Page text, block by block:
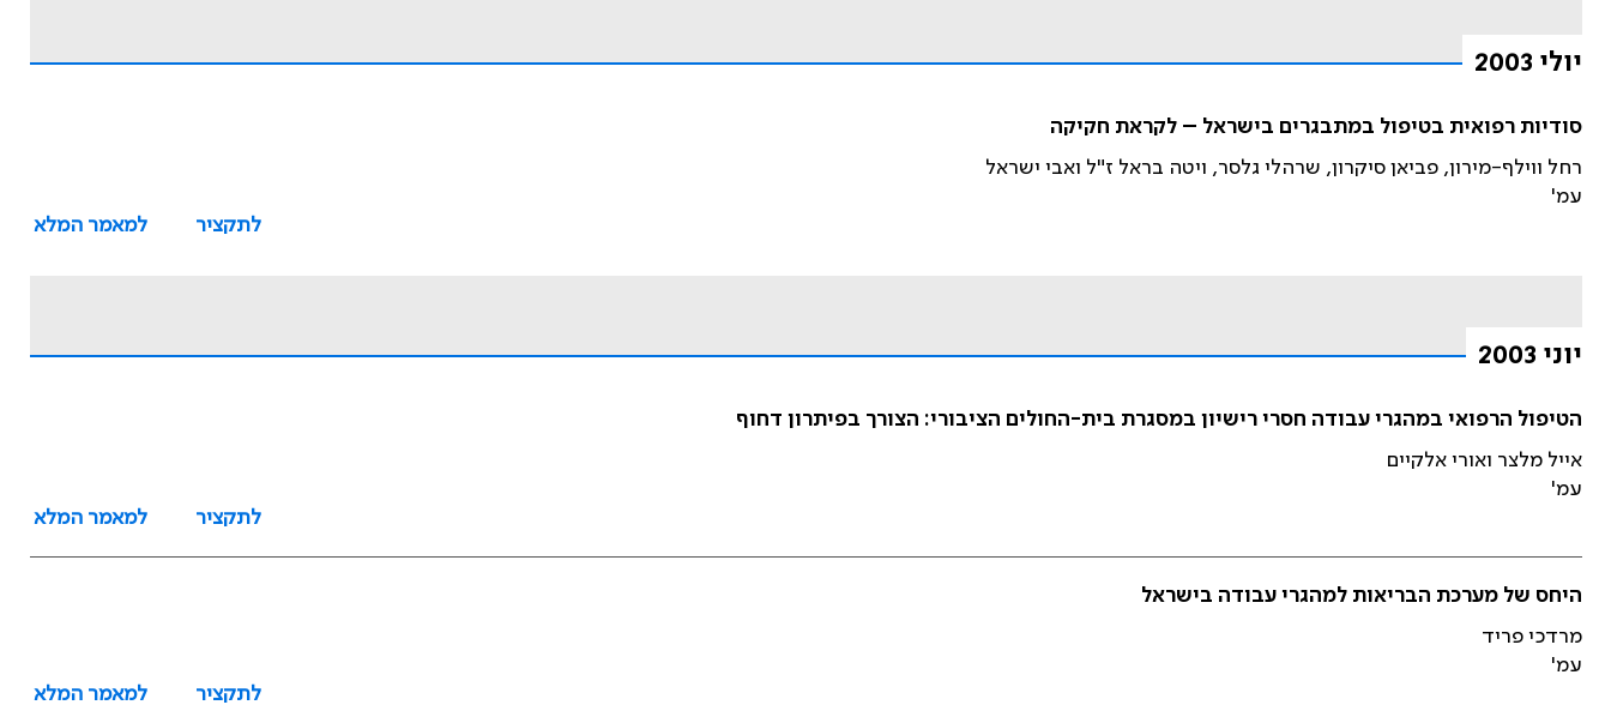
יולי 2003
סודיות רפואית בטיפול במתבגרים בישראל – לקראת חקיקה
רחל ווילף-מירון, פביאן סיקרון, שרהלי גלסר, ויטה בראל ז"ל ואבי ישראל
עמ'
לתקציר
למאמר המלא
יוני 2003
הטיפול הרפואי במהגרי עבודה חסרי רישיון במסגרת בית-החולים הציבורי: הצורך בפיתרון דחוף
אייל מלצר ואורי אלקיים
עמ'
לתקציר
למאמר המלא
היחס של מערכת הבריאות למהגרי עבודה בישראל
מרדכי פריד
עמ'
לתקציר
למאמר המלא